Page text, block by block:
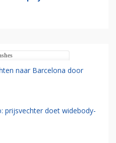
naar Barcelona door
prijsvechter doet widebody-